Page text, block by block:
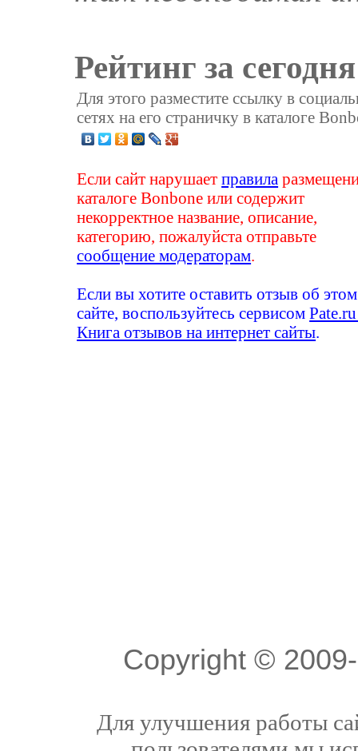
Рейтинг за
Для этого разместите ссылку в
сетях на его страничку в каталоге
Если сайт нарушаетправила
каталоге Bonbone или содержит
некорректное название, описание,
категорию, пожалуйста отправьте
сообщение модераторам
Если вы хотите оставить отзыв об этом
сайте, воспользуйтесь сервисом
Книга отзывов на интернет сайты
Copyright ©
Для улучшения работы